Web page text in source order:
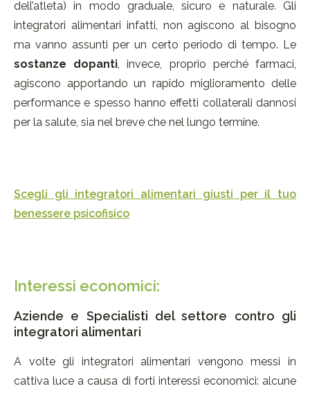
dell’atleta) in modo graduale, sicuro e naturale. Gli
integratori alimentari infatti, non agiscono al bisogno
ma vanno assunti per un certo periodo di tempo. Le
sostanze dopanti, invece, proprio perché farmaci,
agiscono apportando un rapido miglioramento delle
performance e spesso hanno effetti collaterali dannosi
per la salute, sia nel breve che nel lungo termine.
Scegli gli integratori alimentari giusti per il tuo
benessere psicofisico
Interessi economici:
Aziende e Specialisti del settore contro gli
integratori alimentari
A volte gli integratori alimentari vengono messi in
cattiva luce a causa di forti interessi economici: alcune